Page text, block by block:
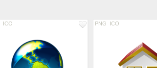
ICO PNG ICO